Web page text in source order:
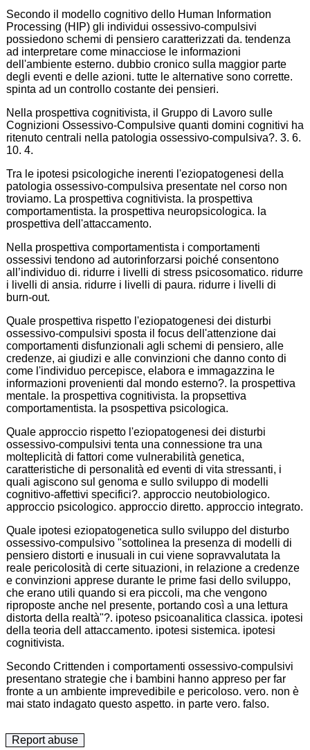
Secondo il modello cognitivo dello Human Information
Processing (HIP) gli individui ossessivo-compulsivi
possiedono schemi di pensiero caratterizzati da. tendenza
ad interpretare come minacciose le informazioni
dell'ambiente esterno. dubbio cronico sulla maggior parte
degli eventi e delle azioni. tutte le alternative sono corrette.
spinta ad un controllo costante dei pensieri.
Nella prospettiva cognitivista, il Gruppo di Lavoro sulle
Cognizioni Ossessivo-Compulsive quanti domini cognitivi ha
ritenuto centrali nella patologia ossessivo-compulsiva?. 3. 6.
10. 4.
Tra le ipotesi psicologiche inerenti l'eziopatogenesi della
patologia ossessivo-compulsiva presentate nel corso non
troviamo. La prospettiva cognitivista. la prospettiva
comportamentista. la prospettiva neuropsicologica. la
prospettiva dell'attaccamento.
Nella prospettiva comportamentista i comportamenti
ossessivi tendono ad autorinforzarsi poiché consentono
all’individuo di. ridurre i livelli di stress psicosomatico. ridurre
i livelli di ansia. ridurre i livelli di paura. ridurre i livelli di
burn-out.
Quale prospettiva rispetto l'eziopatogenesi dei disturbi
ossessivo-compulsivi sposta il focus dell'attenzione dai
comportamenti disfunzionali agli schemi di pensiero, alle
credenze, ai giudizi e alle convinzioni che danno conto di
come l'individuo percepisce, elabora e immagazzina le
informazioni provenienti dal mondo esterno?. la prospettiva
mentale. la prospettiva cognitivista. la propsettiva
comportamentista. la psospettiva psicologica.
Quale approccio rispetto l'eziopatogenesi dei disturbi
ossessivo-compulsivi tenta una connessione tra una
molteplicità di fattori come vulnerabilità genetica,
caratteristiche di personalità ed eventi di vita stressanti, i
quali agiscono sul genoma e sullo sviluppo di modelli
cognitivo-affettivi specifici?. approccio neutobiologico.
approccio psicologico. approccio diretto. approccio integrato.
Quale ipotesi eziopatogenetica sullo sviluppo del disturbo
ossessivo-compulsivo "sottolinea la presenza di modelli di
pensiero distorti e inusuali in cui viene sopravvalutata la
reale pericolosità di certe situazioni, in relazione a credenze
e convinzioni apprese durante le prime fasi dello sviluppo,
che erano utili quando si era piccoli, ma che vengono
riproposte anche nel presente, portando così a una lettura
distorta della realtà"?. ipoteso psicoanalitica classica. ipotesi
della teoria dell attaccamento. ipotesi sistemica. ipotesi
cognitivista.
Secondo Crittenden i comportamenti ossessivo-compulsivi
presentano strategie che i bambini hanno appreso per far
fronte a un ambiente imprevedibile e pericoloso. vero. non è
mai stato indagato questo aspetto. in parte vero. falso.
Report abuse